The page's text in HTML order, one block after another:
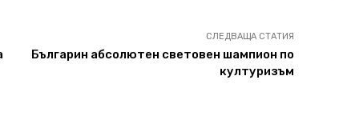
СЛЕДВАЩА СТАТИЯ
Българин абсолютен световен шампион по
културизъм